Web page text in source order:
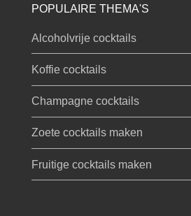
POPULAIRE THEMA'S
Alcoholvrije cocktails
Koffie cocktails
Champagne cocktails
Zoete cocktails maken
Fruitige cocktails maken